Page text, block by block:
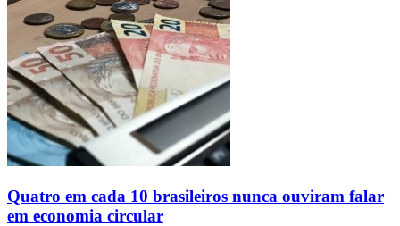
Quatro em cada 10 brasileiros nunca ouviram falar
em economia circular